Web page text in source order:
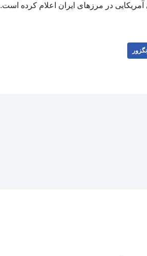
در مرزهای ایران اعلام کرده است.